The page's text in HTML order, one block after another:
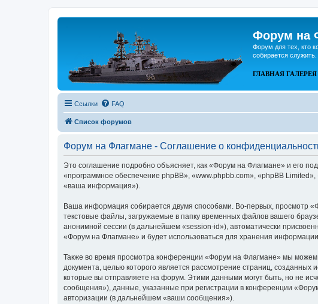
Форум на
Форум для тех, кто
собирается служить.
ГЛАВНАЯ ГАЛЕРЕЯ
Ссылки FAQ
Список форумов
Форум на Флагмане - Соглашение о
Это соглашение подробно объясняет, как «Форум на Флагмане» и его
«программное обеспечение phpBB», «www.phpbb.com», «phpBB
«ваша информация»).
Ваша информация собирается двумя способами. Во-первых, просмотр
текстовые файлы, загружаемые в папку временных файлов вашего
анонимной сессии (в дальнейшем «session-id»), автоматически
«Форум на Флагмане» и будет использоваться для хранения
Также во время просмотра конференции «Форум на Флагмане» мы
документа, целью которого является рассмотрение страниц,
которые вы отправляете на форум. Этими данными могут быть, но не
сообщения»), данные, указанные при регистрации в конференции
авторизации (в дальнейшем «ваши сообщения»).